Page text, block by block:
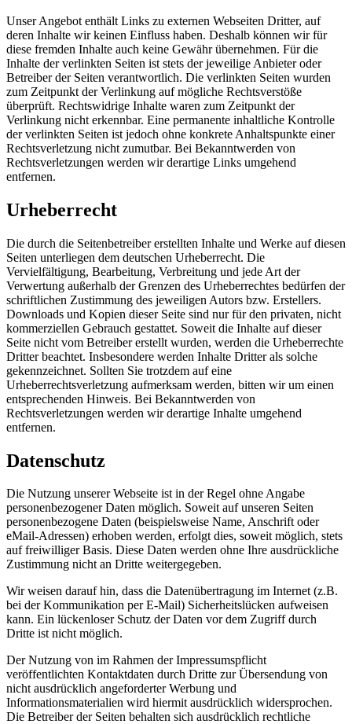
Unser Angebot enthält Links zu externen Webseiten Dritter, auf
deren Inhalte wir keinen Einfluss haben. Deshalb können wir für
diese fremden Inhalte auch keine Gewähr übernehmen. Für die
Inhalte der verlinkten Seiten ist stets der jeweilige Anbieter oder
Betreiber der Seiten verantwortlich. Die verlinkten Seiten wurden
zum Zeitpunkt der Verlinkung auf mögliche Rechtsverstöße
überprüft. Rechtswidrige Inhalte waren zum Zeitpunkt der
Verlinkung nicht erkennbar. Eine permanente inhaltliche Kontrolle
der verlinkten Seiten ist jedoch ohne konkrete Anhaltspunkte einer
Rechtsverletzung nicht zumutbar. Bei Bekanntwerden von
Rechtsverletzungen werden wir derartige Links umgehend
entfernen.
Urheberrecht
Die durch die Seitenbetreiber erstellten Inhalte und Werke auf diesen
Seiten unterliegen dem deutschen Urheberrecht. Die
Vervielfältigung, Bearbeitung, Verbreitung und jede Art der
Verwertung außerhalb der Grenzen des Urheberrechtes bedürfen der
schriftlichen Zustimmung des jeweiligen Autors bzw. Erstellers.
Downloads und Kopien dieser Seite sind nur für den privaten, nicht
kommerziellen Gebrauch gestattet. Soweit die Inhalte auf dieser
Seite nicht vom Betreiber erstellt wurden, werden die Urheberrechte
Dritter beachtet. Insbesondere werden Inhalte Dritter als solche
gekennzeichnet. Sollten Sie trotzdem auf eine
Urheberrechtsverletzung aufmerksam werden, bitten wir um einen
entsprechenden Hinweis. Bei Bekanntwerden von
Rechtsverletzungen werden wir derartige Inhalte umgehend
entfernen.
Datenschutz
Die Nutzung unserer Webseite ist in der Regel ohne Angabe
personenbezogener Daten möglich. Soweit auf unseren Seiten
personenbezogene Daten (beispielsweise Name, Anschrift oder
eMail-Adressen) erhoben werden, erfolgt dies, soweit möglich, stets
auf freiwilliger Basis. Diese Daten werden ohne Ihre ausdrückliche
Zustimmung nicht an Dritte weitergegeben.
Wir weisen darauf hin, dass die Datenübertragung im Internet (z.B.
bei der Kommunikation per E-Mail) Sicherheitslücken aufweisen
kann. Ein lückenloser Schutz der Daten vor dem Zugriff durch
Dritte ist nicht möglich.
Der Nutzung von im Rahmen der Impressumspflicht
veröffentlichten Kontaktdaten durch Dritte zur Übersendung von
nicht ausdrücklich angeforderter Werbung und
Informationsmaterialien wird hiermit ausdrücklich widersprochen.
Die Betreiber der Seiten behalten sich ausdrücklich rechtliche